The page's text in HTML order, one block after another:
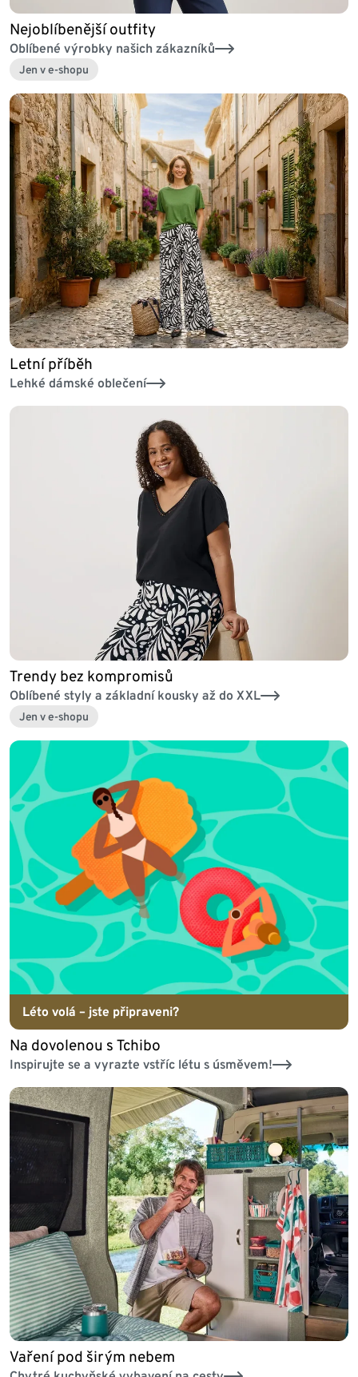
Nejoblíbenější outfity
Oblíbené výrobky našich zákazníků
Jen v e-shopu
Letní příběh
Lehké dámské oblečení
Trendy bez kompromisů
Oblíbené styly a základní kousky až do XXL
Jen v e-shopu
Léto volá – jste připraveni?
Na dovolenou s Tchibo
Inspirujte se a vyrazte vstříc létu s úsměvem!
Vaření pod širým nebem